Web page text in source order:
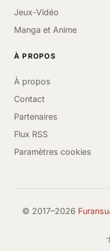
Jeux-Vidéo
Manga et Anime
À PROPOS
À propos
Contact
Partenaires
Flux RSS
Paramètres cookies
© 2017–2026